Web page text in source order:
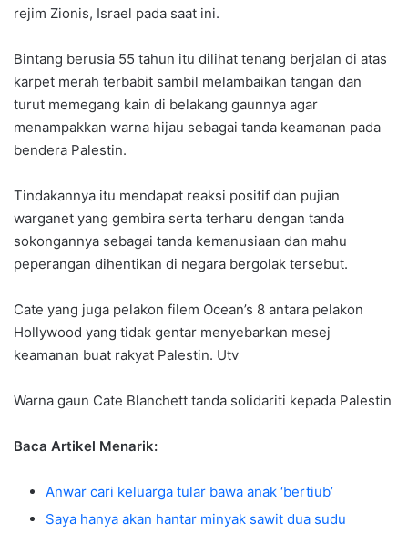
rejim Zionis, Israel pada saat ini.
Bintang berusia 55 tahun itu dilihat tenang berjalan di atas
karpet merah terbabit sambil melambaikan tangan dan
turut memegang kain di belakang gaunnya agar
menampakkan warna hijau sebagai tanda keamanan pada
bendera Palestin.
Tindakannya itu mendapat reaksi positif dan pujian
warganet yang gembira serta terharu dengan tanda
sokongannya sebagai tanda kemanusiaan dan mahu
peperangan dihentikan di negara bergolak tersebut.
Cate yang juga pelakon filem Ocean’s 8 antara pelakon
Hollywood yang tidak gentar menyebarkan mesej
keamanan buat rakyat Palestin. Utv
Warna gaun Cate Blanchett tanda solidariti kepada Palestin
Baca Artikel Menarik:
Anwar cari keluarga tular bawa anak ‘bertiub’
Saya hanya akan hantar minyak sawit dua sudu